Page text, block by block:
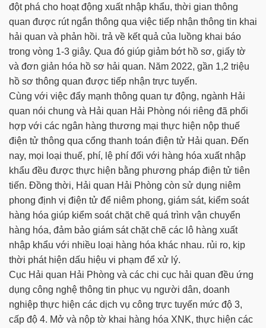
đột phá cho hoạt động xuất nhập khẩu, thời gian thông
quan được rút ngắn thông qua việc tiếp nhận thông tin khai
hải quan và phản hồi. trả về kết quả của luồng khai báo
trong vòng 1-3 giây. Qua đó giúp giảm bớt hồ sơ, giấy tờ
và đơn giản hóa hồ sơ hải quan. Năm 2022, gần 1,2 triệu
hồ sơ thông quan được tiếp nhận trực tuyến.
Cùng với việc đẩy mạnh thông quan tự động, ngành Hải
quan nói chung và Hải quan Hải Phòng nói riêng đã phối
hợp với các ngân hàng thương mại thực hiện nộp thuế
điện tử thông qua cổng thanh toán điện tử Hải quan. Đến
nay, mọi loại thuế, phí, lệ phí đối với hàng hóa xuất nhập
khẩu đều được thực hiện bằng phương pháp điện tử tiên
tiến. Đồng thời, Hải quan Hải Phòng còn sử dụng niêm
phong định vị điện tử để niêm phong, giám sát, kiểm soát
hàng hóa giúp kiểm soát chặt chẽ quá trình vận chuyển
hàng hóa, đảm bảo giám sát chặt chẽ các lô hàng xuất
nhập khẩu với nhiều loại hàng hóa khác nhau. rủi ro, kịp
thời phát hiện dấu hiệu vi phạm để xử lý.
Cục Hải quan Hải Phòng và các chi cục hải quan đều ứng
dụng công nghệ thông tin phục vụ người dân, doanh
nghiệp thực hiện các dịch vụ công trực tuyến mức độ 3,
cấp độ 4. Mở và nộp tờ khai hàng hóa XNK, thực hiện các